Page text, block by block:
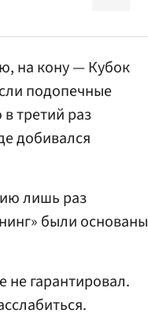
на кону — Кубок
подопечные
третий раз
добивался
лишь раз
были основаны
не гарантировал.